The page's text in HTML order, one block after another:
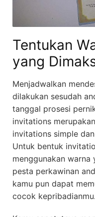
Tentukan
yang
Menjadwalkan
dilakukan sesudah
tanggal prosesi
invitations
invitations simple
Untuk bentuk
menggunakan
pesta perkawinan
kamu pun dapat
cocok kepribadianmu.